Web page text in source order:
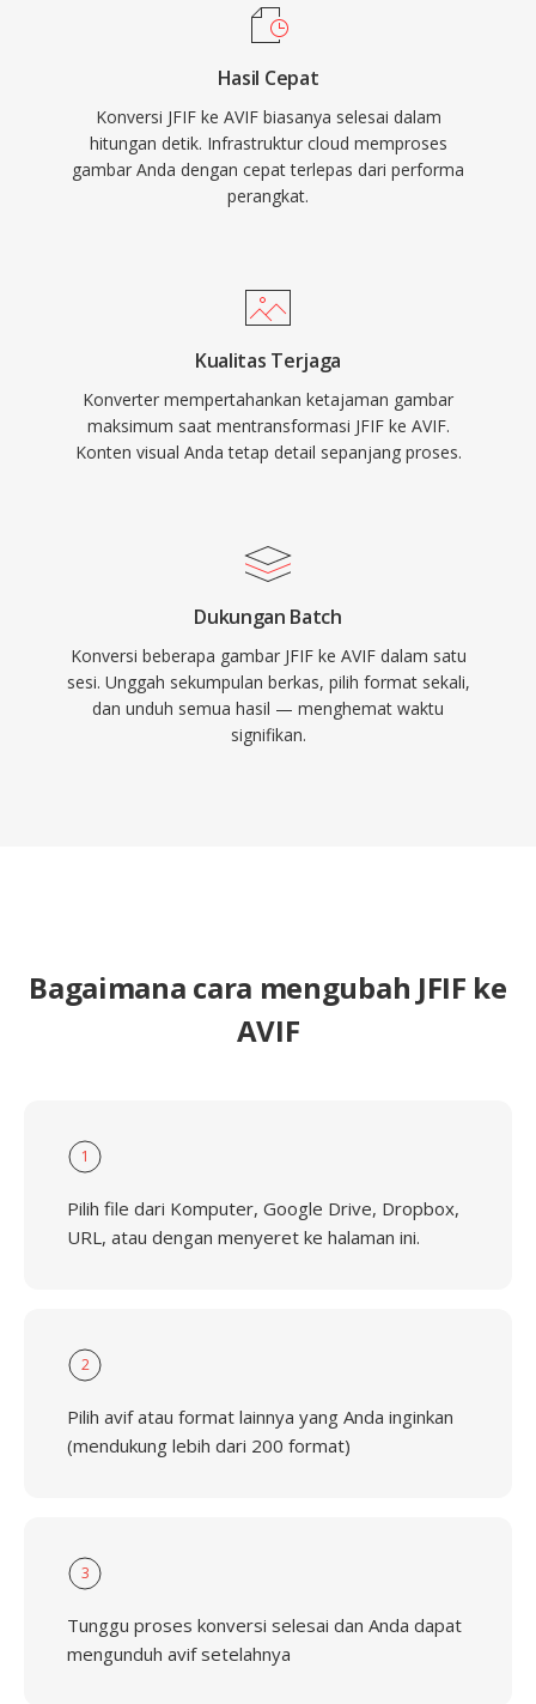
Hasil Cepat
Konversi JFIF ke AVIF biasanya selesai dalam
hitungan detik. Infrastruktur cloud memproses
gambar Anda dengan cepat terlepas dari performa
perangkat.
Kualitas Terjaga
Konverter mempertahankan ketajaman gambar
maksimum saat mentransformasi JFIF ke AVIF.
Konten visual Anda tetap detail sepanjang proses.
Dukungan Batch
Konversi beberapa gambar JFIF ke AVIF dalam satu
sesi. Unggah sekumpulan berkas, pilih format sekali,
dan unduh semua hasil — menghemat waktu
signifikan.
Bagaimana cara mengubah JFIF ke
AVIF
1
Pilih file dari Komputer, Google Drive, Dropbox,
URL, atau dengan menyeret ke halaman ini.
2
Pilih avif atau format lainnya yang Anda inginkan
(mendukung lebih dari 200 format)
3
Tunggu proses konversi selesai dan Anda dapat
mengunduh avif setelahnya